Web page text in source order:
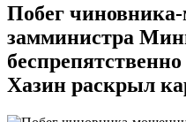
Побег
замминистра
Хазин раскрыл